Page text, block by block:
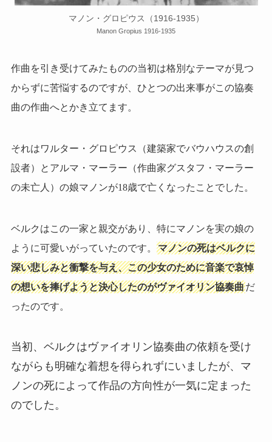
マノン・グロピウス（1916-1935）
Manon Gropius 1916-1935
作曲を引き受けてみたものの当初は格別なテーマが見つ
からずに苦悩するのですが、ひとつの出来事がこの協奏
曲の作曲へとかき立てます。
それはワルター・グロピウス（建築家でバウハウスの創
設者）とアルマ・マーラー（作曲家グスタフ・マーラー
の未亡人）の娘マノンが18歳で亡くなったことでした。
ベルクはこの一家と親交があり、特にマノンを実の娘の
ように可愛いがっていたのです。
マノンの死はベルクに
深い悲しみと衝撃を与え、この少女のために音楽で哀悼
の想いを捧げようと決心したのがヴァイオリン協奏曲だ
ったのです。
当初、ベルクはヴァイオリン協奏曲の依頼を受け
ながらも明確な着想を得られずにいましたが、マ
ノンの死によって作品の方向性が一気に定まった
のでした。